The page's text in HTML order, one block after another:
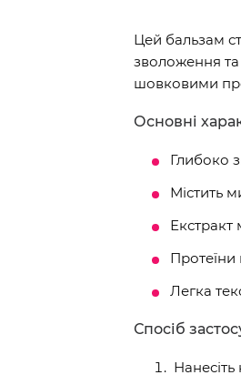
Цей бальзам
зволоження
шовковими
Основні
Глибоко
Містить
Екстракт
Легка
Спосіб
Нанесіть